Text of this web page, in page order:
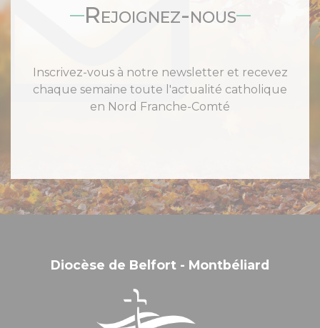
Rejoignez-nous
Inscrivez-vous à notre newsletter et recevez
chaque semaine toute l'actualité catholique
en Nord Franche-Comté
Diocèse de Belfort - Montbéliard